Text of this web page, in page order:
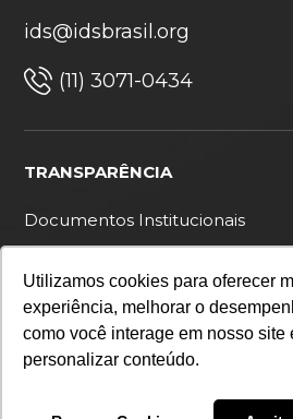
Utilizamos cookies para oferecer
experiência, melhorar o
como você interage em nosso site
personalizar conteúdo.
ids@idsbrasil.org
(11) 3071-0434
TRANSPARÊNCIA
Documentos Institucionais
Política de privacidade